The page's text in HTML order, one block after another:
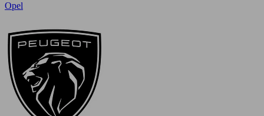
Opel